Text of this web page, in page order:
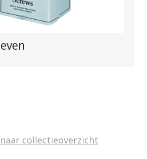
collectieoverzicht